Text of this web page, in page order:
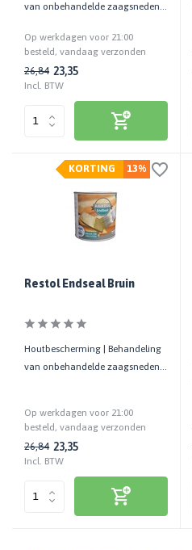
van onbehandelde zaagsneden
Op werkdagen voor 21:00
besteld, vandaag verzonden
26,84 23,35
Incl. BTW
13%
KORTING
Restol Endseal Bruin
Houtbescherming | Behandeling
van onbehandelde zaagsneden
Op werkdagen voor 21:00
besteld, vandaag verzonden
26,84 23,35
Incl. BTW